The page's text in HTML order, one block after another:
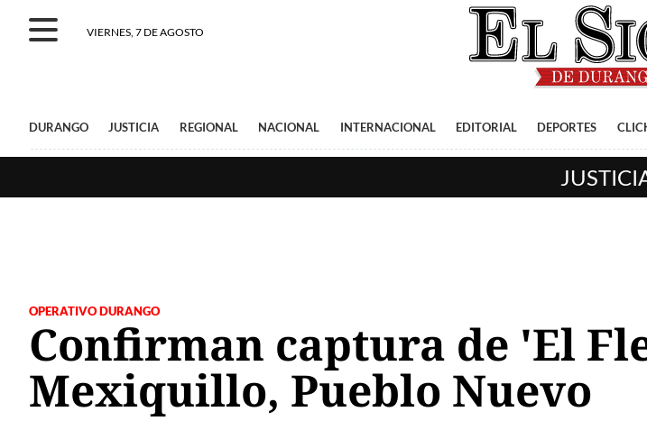
VIERNES, 7 DE AGOSTO
DURANGO JUSTICIA REGIONAL NACIONAL INTERNACIONAL EDITORIAL DEPORTES
OPERATIVO DURANGO
Confirman captura de 'El
Mexiquillo, Pueblo Nuevo